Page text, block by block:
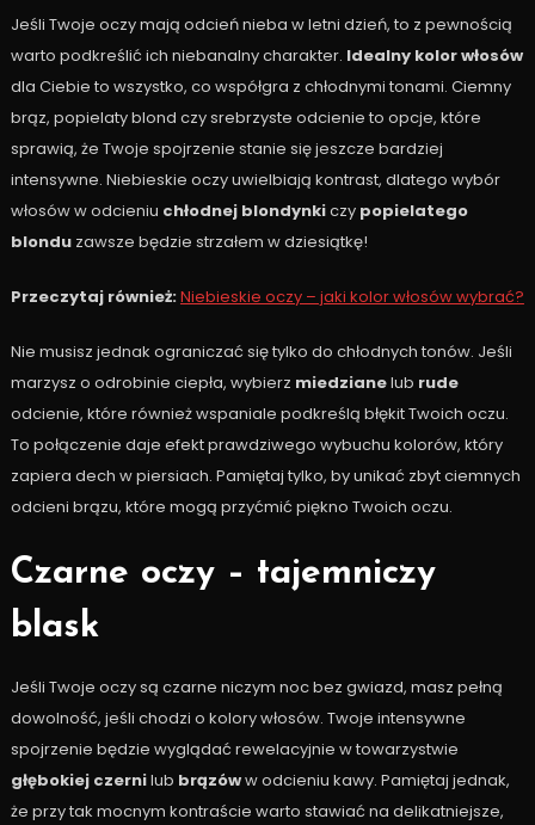
Jeśli Twoje oczy mają odcień nieba w letni dzień, to z pewnością
warto podkreślić ich niebanalny charakter. Idealny kolor włosów
dla Ciebie to wszystko, co współgra z chłodnymi tonami. Ciemny
brąz, popielaty blond czy srebrzyste odcienie to opcje, które
sprawią, że Twoje spojrzenie stanie się jeszcze bardziej
intensywne. Niebieskie oczy uwielbiają kontrast, dlatego wybór
włosów w odcieniu chłodnej blondynkiczy popielatego
blonduzawsze będzie strzałem w dziesiątkę!
Przeczytaj również:Niebieskie oczy – jaki kolor włosów wybrać?
Nie musisz jednak ograniczać się tylko do chłodnych tonów. Jeśli
marzysz o odrobinie ciepła, wybierz miedzianelub rude
odcienie, które również wspaniale podkreślą błękit Twoich oczu.
To połączenie daje efekt prawdziwego wybuchu kolorów, który
zapiera dech w piersiach. Pamiętaj tylko, by unikać zbyt ciemnych
odcieni brązu, które mogą przyćmić piękno Twoich oczu.
Czarne oczy – tajemniczy
blask
Jeśli Twoje oczy są czarne niczym noc bez gwiazd, masz pełną
dowolność, jeśli chodzi o kolory włosów. Twoje intensywne
spojrzenie będzie wyglądać rewelacyjnie w towarzystwie
głębokiej czernilub brązóww odcieniu kawy. Pamiętaj jednak,
że przy tak mocnym kontraście warto stawiać na delikatniejsze,